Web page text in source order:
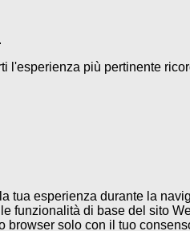
l'esperienza più pertinente
tua esperienza durante la
funzionalità di base del sito
browser solo con il tuo